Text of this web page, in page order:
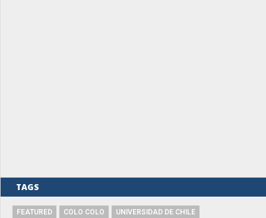
TAGS
FEATURED COLO COLO
UNIVERSIDAD DE CHILE